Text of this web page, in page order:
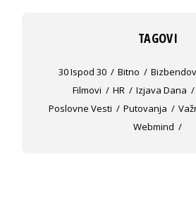
TAGOVI
30 Ispod 30 Bitno
Filmovi
HR Izjava Dana
Poslovne Vesti
Putovanja
Webmind